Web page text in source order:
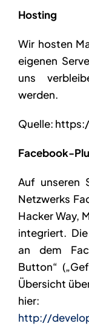
Hosting
Wir hosten
eigenen
uns
werden.
Quelle:
Facebook-
Auf unseren
Netzwerks
Hacker Way,
integriert.
an dem
Button“
Übersicht
hier:
http://